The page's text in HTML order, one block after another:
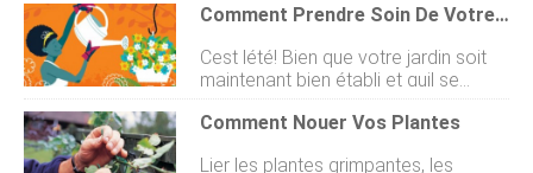
Comment Prendre Soin De Votre Jardin D'été
Cest lété! Bien que votre jardin soit
maintenant bien établi et quil se
renforce, il a toujours besoin de
votre attention régulière pour laider à
Comment Nouer Vos Plantes
Lier les plantes grimpantes, les